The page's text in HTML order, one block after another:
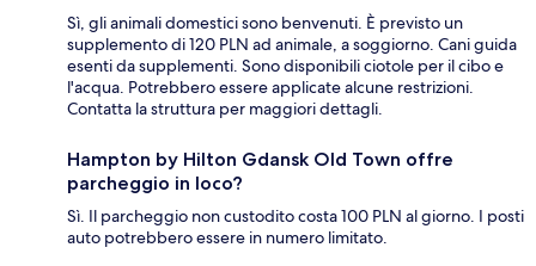
Sì, gli animali domestici sono benvenuti. È previsto un
supplemento di 120 PLN ad animale, a soggiorno. Cani guida
esenti da supplementi. Sono disponibili ciotole per il cibo e
l'acqua. Potrebbero essere applicate alcune restrizioni.
Contatta la struttura per maggiori dettagli.
Hampton by Hilton Gdansk Old Town offre
parcheggio in loco?
Sì. Il parcheggio non custodito costa 100 PLN al giorno. I posti
auto potrebbero essere in numero limitato.